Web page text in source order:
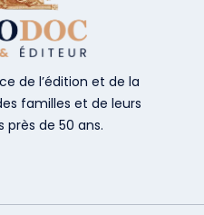
de l’édition et de la
familles et de leurs
près de 50 ans.